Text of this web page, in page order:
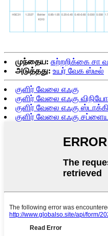
முந்தைய: சுற்றறிக்கை சா
அடுத்தது: உயர் வேக ஸ்டீல்
குளிர் வேலை எஃகு
குளிர் வேலை எஃகு
குளிர் வேலை எஃகு
குளிர் வேலை எஃகு